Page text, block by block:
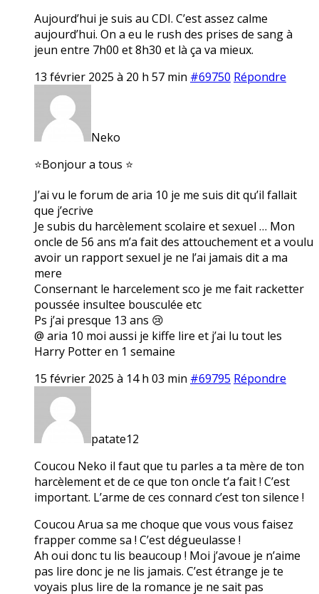
Aujourd’hui je suis au CDI. C’est assez calme
aujourd’hui. On a eu le rush des prises de sang à
jeun entre 7h00 et 8h30 et là ça va mieux.
13 février 2025 à 20 h 57 min #69750 Répondre
Neko
⭐Bonjour a tous ⭐
J’ai vu le forum de aria 10 je me suis dit qu’il fallait
que j’ecrive
Je subis du harcèlement scolaire et sexuel … Mon
oncle de 56 ans m’a fait des attouchement et a voulu
avoir un rapport sexuel je ne l’ai jamais dit a ma
mere
Consernant le harcelement sco je me fait racketter
poussée insultee bousculée etc
Ps j’ai presque 13 ans 😢
@ aria 10 moi aussi je kiffe lire et j’ai lu tout les
Harry Potter en 1 semaine
15 février 2025 à 14 h 03 min #69795 Répondre
patate12
Coucou Neko il faut que tu parles a ta mère de ton
harcèlement et de ce que ton oncle t’a fait ! C’est
important. L’arme de ces connard c’est ton silence !
Coucou Arua sa me choque que vous vous faisez
frapper comme sa ! C’est dégueulasse !
Ah oui donc tu lis beaucoup ! Moi j’avoue je n’aime
pas lire donc je ne lis jamais. C’est étrange je te
voyais plus lire de la romance je ne sait pas